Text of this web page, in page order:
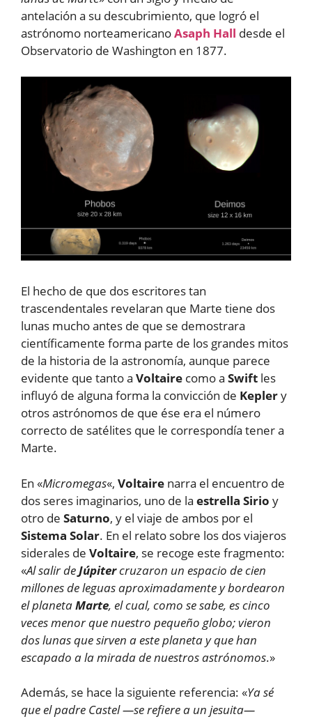
antelación a su descubrimiento, que logró el
astrónomo norteamericanoAsaph Hall desde el
Observatorio de Washington en 1877.
El hecho de que dos escritores tan
trascendentales revelaran que Marte tiene dos
lunas mucho antes de que se demostrara
científicamente forma parte de los grandes mitos
de la historia de la astronomía, aunque parece
evidente que tanto a Voltaire como a Swift les
influyó de alguna forma la convicción de Keplery
otros astrónomos de que ése era el número
correcto de satélites que le correspondía tener a
Marte.
En «Micromegas«, Voltaire narra el encuentro de
dos seres imaginarios, uno de la estrella Sirio y
otro de Saturno, y el viaje de ambos por el
Sistema Solar. En el relato sobre los dos viajeros
siderales de Voltaire, se recoge este fragmento:
«Al salir deJúpitercruzaron un espacio de cien
millones de leguas aproximadamente y bordearon
el planetaMarte, el cual, como se sabe, es cinco
veces menor que nuestro pequeño globo; vieron
dos lunas que sirven a este planeta y que han
escapado a la mirada de nuestros astrónomos.»
Además, se hace la siguiente referencia: «Ya sé
que el padre Castel —se refiere a un jesuita—